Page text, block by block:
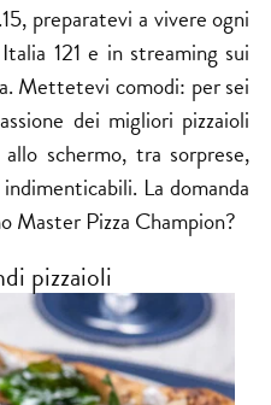
preparatevi a vivere ogni
121 e in streaming sui
Mettetevi comodi: per sei
dei migliori pizzaioli
schermo, tra sorprese,
La domanda
Master Pizza Champion?
pizzaioli